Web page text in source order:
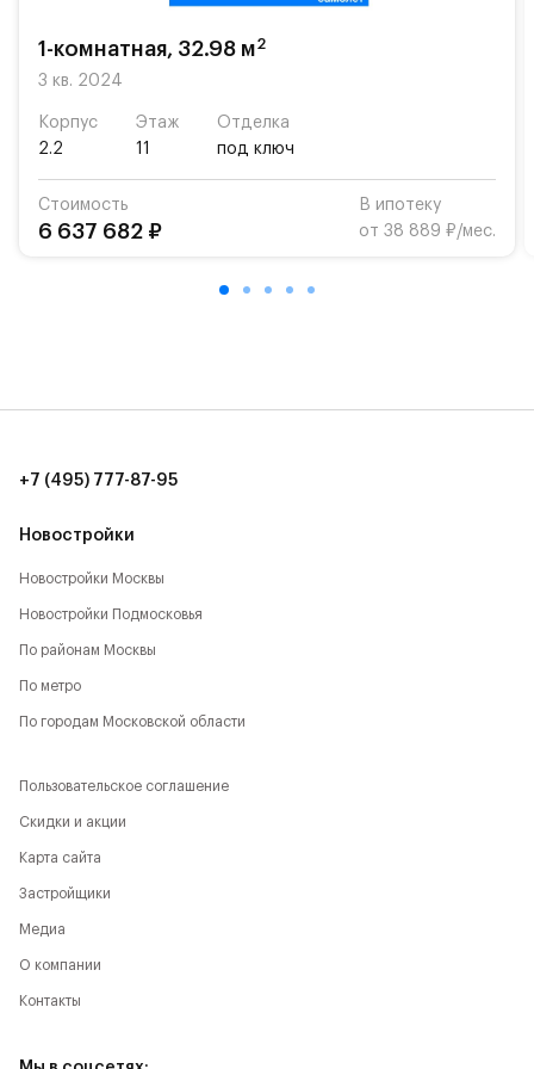
1-комнатная, 32.98 м2
3 кв. 2024
Корпус
2.2
Этаж
11
Отделка
под ключ
Стоимость
6 637 682 ₽
В ипотеку
от 38 889 ₽/мес.
Новостройки
Новостройки Москвы
Новостройки Подмосковья
По районам Москвы
По метро
По городам Московской области
+7 (495) 777-87-95
Пользовательское соглашение
Скидки и акции
Карта сайта
Застройщики
Медиа
О компании
Контакты